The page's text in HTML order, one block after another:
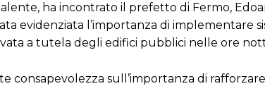
ha incontrato il prefetto di Fermo,
evidenziata l’importanza di implementare
a tutela degli edifici pubblici nelle ore
consapevolezza sull’importanza di